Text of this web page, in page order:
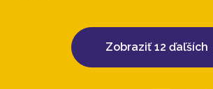
Zobraziť 12 ďaľších